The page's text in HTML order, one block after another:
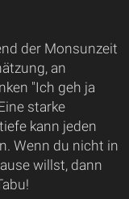
der Monsunzeit
an
"Ich geh ja
starke
kann jeden
Wenn du nicht in
willst, dann